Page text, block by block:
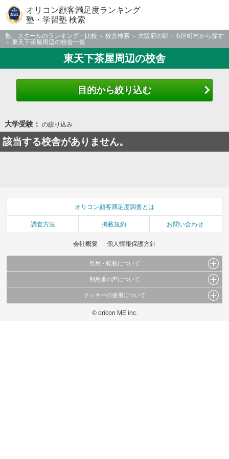
オリコン顧客満足度ランキング
塾・学習塾 検索
塾、スクールのランキング・比較 校舎検索
大阪府の駅・市区町村から探す
東天下茶屋周辺の校舎一覧
東天下茶屋周辺の校舎
目的から絞り込む
大学受験： の絞り込み
該当する校舎がありません。
オリコン顧客満足度調査とは
調査方法 掲載規約 お問い合わせ
会社概要 個人情報保護方針
引用・転載について
当サイトで公開されている情報（文字、写真、イラスト、画像データ等）及びこれらの配
これらの情報を権利者の許可なく無断転載・複製などの二次利用を行うことは固く禁じて
利用者の声について
当サイトに掲載している内容はすべてサービスの利用者が提出された見解・感想です。
弊社の見解・ 意見ではないことをご理解いただいた上でご覧ください。
クッキーの使用について
このサイトでは Cookie を使用して、ユーザーに合わせたコンテンツや広告の表示、ソー
© oricon ME inc.